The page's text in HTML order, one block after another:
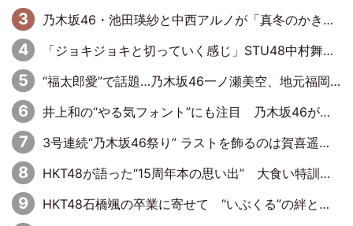
乃木坂46・池田瑛紗と中西アルノが「真冬のかき氷」騒動で火花散らす！ 因縁の裏にあるのは、逆境をともに“凌”ぐ似た者同士の絆
「ジョキジョキと切っていく感じ」STU48中村舞、新しい挑戦は自らの手で
“福太郎愛”で話題…乃木坂46一ノ瀬美空、地元福岡『めんべい25周年トップサポーター』に就任
井上和の“やる気フォント”にも注目 乃木坂46が挑んだ書道パフォーマンスの舞台裏
3号連続“乃木坂46祭り” ラストを飾るのは賀喜遥香…5年ぶりの登場に「5年分大人になった私を見ていただけたら」
HKT48が語った“15周年本の思い出” 大食い特訓・守護霊企画・制服グラビア…盛りだくさんの裏話
HKT48石橋颯の卒業に寄せて “いぶくる”の絆と後輩・龍頭綺音の決意